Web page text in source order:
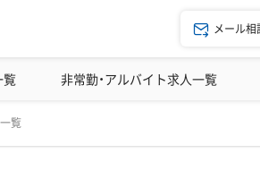
メール相
ドクターコネクトの強み
覧 非常勤・アルバイト求人一覧
美容皮膚科の医師転職体験談 美容ク
覧